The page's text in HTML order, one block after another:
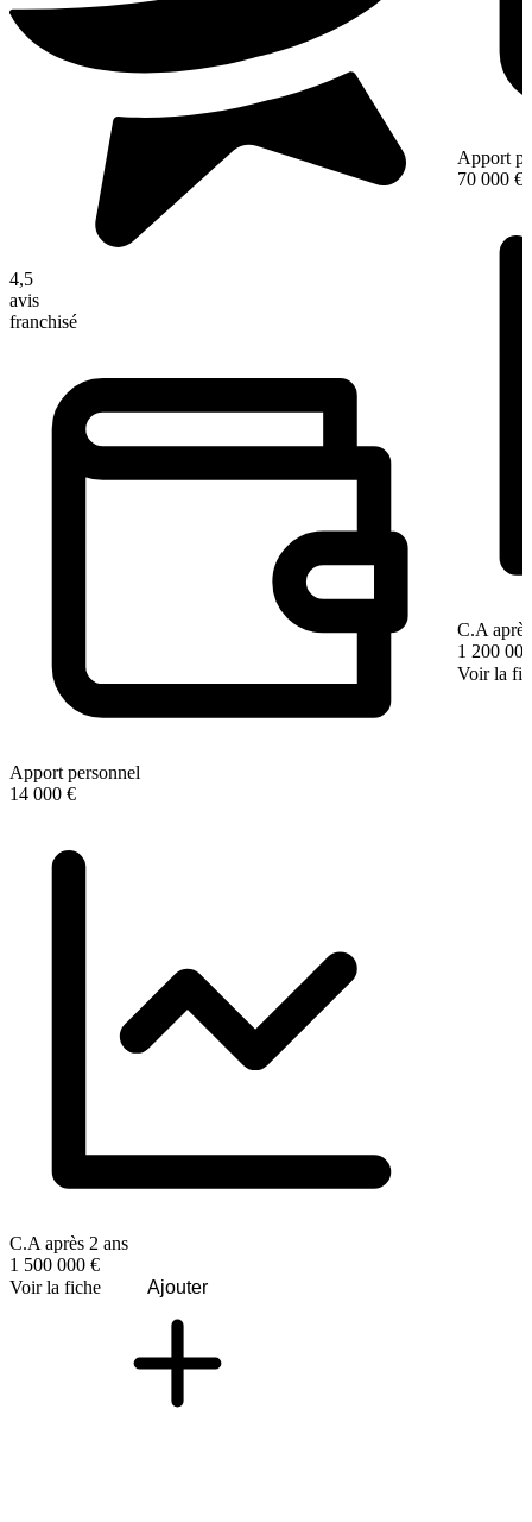
4,5
avis
franchisé
Apport personnel
14 000 €
C.A après 2 ans
1 500 000 €
Voir la fiche
Ajouter
Apport
70 000 €
C.A
1 200
Voir la